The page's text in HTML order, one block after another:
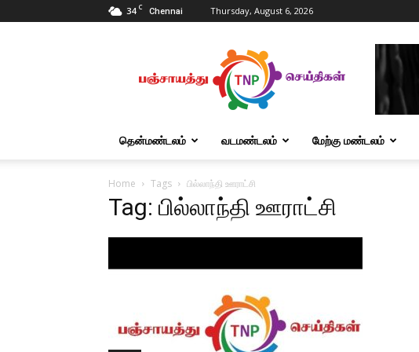
34 C Chennai Thursday, August 6, 2026
Tnpanchayat
தென்மண்டலம் வடமண்டலம் மேற்கு மண்டலம்
Home Tags பில்லாந்தி ஊராட்சி
Tag: பில்லாந்தி ஊராட்சி